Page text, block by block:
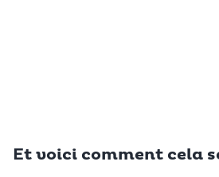
Et voici comment cela